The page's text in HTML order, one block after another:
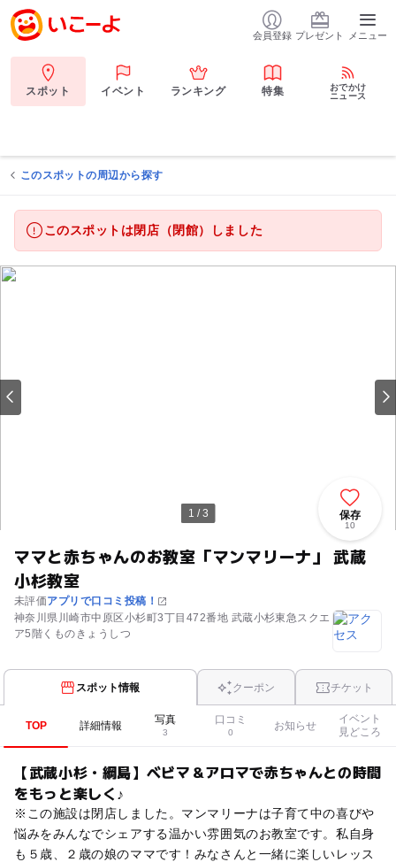
会員登録 プレゼント メニュー
スポット イベント ランキング 特集
おでかけ
ニュース
このスポットの周辺から探す
このスポットは閉店（閉館）しました
1 / 3
ママと赤ちゃんのお教室「マンマリーナ」 武蔵
小杉教室
未評価アプリで口コミ投稿！
神奈川県川崎市中原区小杉町3丁目472番地 武蔵小杉東急スクエ
ア5階くものきょうしつ
保存
10
スポット情報 クーポン チケット
TOP 詳細情報 写真
3
口コミ
0
お知らせ
イベント
見どころ
【武蔵小杉・綱島】ベビマ＆アロマで赤ちゃんとの時間
をもっと楽しく♪
※この施設は閉店しました。マンマリーナは子育て中の喜びや
悩みをみんなでシェアする温かい雰囲気のお教室です。私自身
も５歳、２歳の娘のママです！みなさんと一緒に楽しいレッス